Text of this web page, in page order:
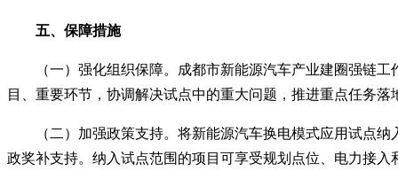
五、保障措施
（一）强化组织保障。成都市新能源汽车产业建圈强链工
目、重要环节，协调解决试点中的重大问题，推进重点任务落
（二）加强政策支持。将新能源汽车换电模式应用试点纳
政奖补支持。纳入试点范围的项目可享受规划点位、电力接入